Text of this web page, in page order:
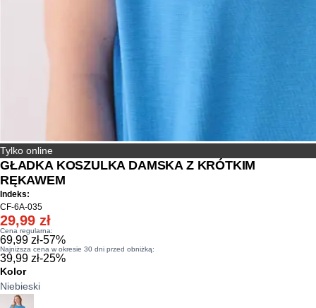
Tylko online
GŁADKA KOSZULKA DAMSKA Z KRÓTKIM
RĘKAWEM
Indeks:
CF-6A-035
29,99 zł
Cena regularna:
69,99 zł-57%
Najniższa cena w okresie 30 dni przed obniżką:
39,99 zł-25%
Kolor
Niebieski